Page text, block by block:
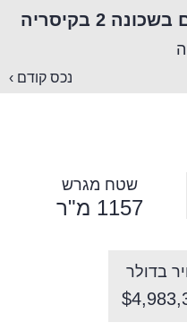
2 בקיסריה
נכס קודם ›
שטח מגרש
1157 מ"ר
בדולר